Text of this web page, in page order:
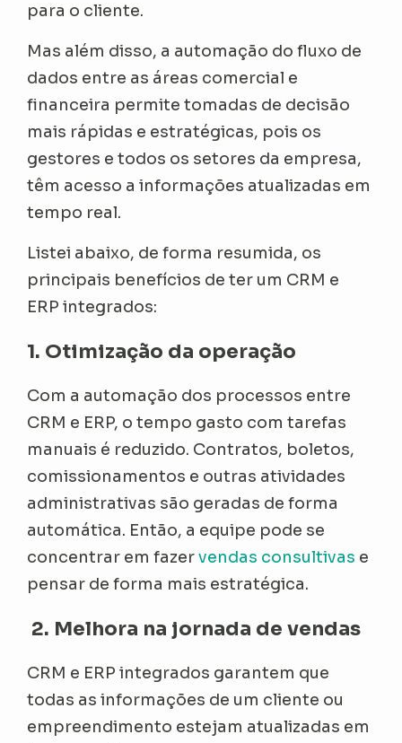
para o cliente.
Mas além disso, a automação do fluxo de
dados entre as áreas comercial e
financeira permite tomadas de decisão
mais rápidas e estratégicas, pois os
gestores e todos os setores da empresa,
têm acesso a informações atualizadas em
tempo real.
Listei abaixo, de forma resumida, os
principais benefícios de ter um CRM e
ERP integrados:
1. Otimização da operação
Com a automação dos processos entre
CRM e ERP, o tempo gasto com tarefas
manuais é reduzido. Contratos, boletos,
comissionamentos e outras atividades
administrativas são geradas de forma
automática. Então, a equipe pode se
concentrar em fazervendas consultivas e
pensar de forma mais estratégica.
2. Melhora na jornada de vendas
CRM e ERP integrados garantem que
todas as informações de um cliente ou
empreendimento estejam atualizadas em